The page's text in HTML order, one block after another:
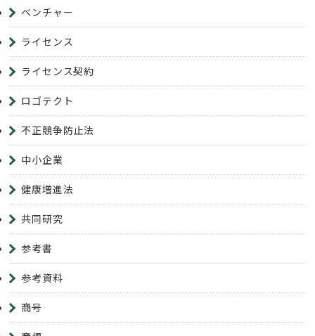
ベンチャー
ライセンス
ライセンス契約
ロゴテクト
不正競争防止法
中小企業
健康増進法
共同研究
参考書
参考資料
商号